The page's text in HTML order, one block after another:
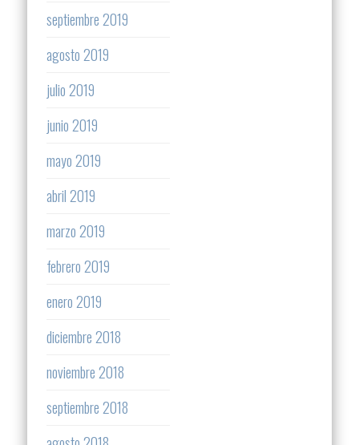
septiembre 2019
agosto 2019
julio 2019
junio 2019
mayo 2019
abril 2019
marzo 2019
febrero 2019
enero 2019
diciembre 2018
noviembre 2018
septiembre 2018